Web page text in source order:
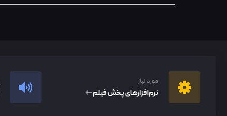
مورد نیاز
نرم‌افزار‌های پخش فیلم